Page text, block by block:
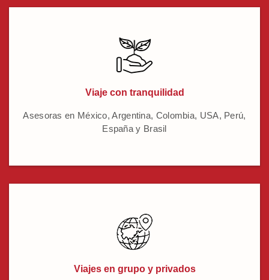
Viaje con tranquilidad
Asesoras en México, Argentina, Colombia, USA, Perú,
España y Brasil
Viajes en grupo y privados